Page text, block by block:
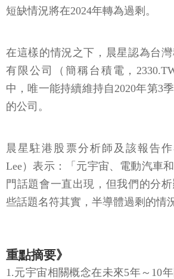
短缺情況將在2024年轉為過剩。
在這樣的情況之下，晨星認為台
有限公司（簡稱台積電，
中，唯一能持續維持自2020年第3
的公司。
晨星駐港股票分析師及該報告
Lee）表示：「元宇宙、電動汽車
門話題會一直出現，但我們的分
些話題名符其實，半導體過剩的情
重點摘要》
1.元宇宙相關概念在未來5年～10